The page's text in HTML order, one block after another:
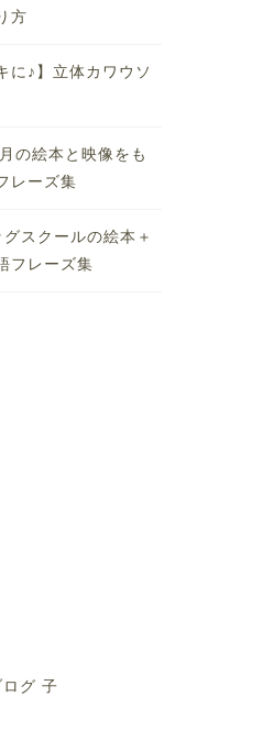
方
に♪】立体カワウソ
の絵本と映像をも
レーズ集
スクールの絵本＋
フレーズ集